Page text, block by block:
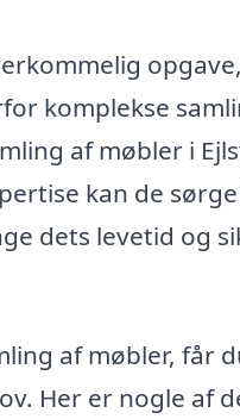
komplekse
af møbler i
kan de
dets levetid og
af møbler, får
Her er nogle af